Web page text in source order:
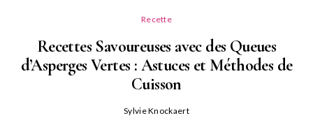
Recette
Recettes Savoureuses avec des Queues
d’Asperges Vertes : Astuces et Méthodes de
Cuisson
Sylvie Knockaert